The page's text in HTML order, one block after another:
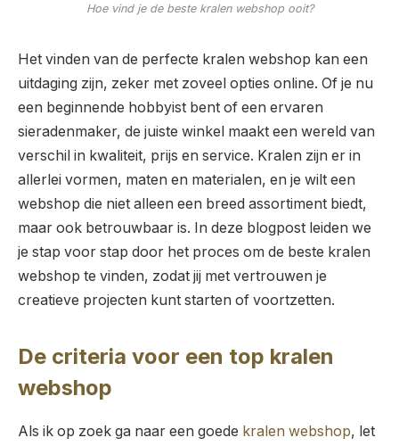
Hoe vind je de beste kralen webshop ooit?
Het vinden van de perfecte kralen webshop kan een
uitdaging zijn, zeker met zoveel opties online. Of je nu
een beginnende hobbyist bent of een ervaren
sieradenmaker, de juiste winkel maakt een wereld van
verschil in kwaliteit, prijs en service. Kralen zijn er in
allerlei vormen, maten en materialen, en je wilt een
webshop die niet alleen een breed assortiment biedt,
maar ook betrouwbaar is. In deze blogpost leiden we
je stap voor stap door het proces om de beste kralen
webshop te vinden, zodat jij met vertrouwen je
creatieve projecten kunt starten of voortzetten.
De criteria voor een top kralen
webshop
Als ik op zoek ga naar een goede kralen webshop, let